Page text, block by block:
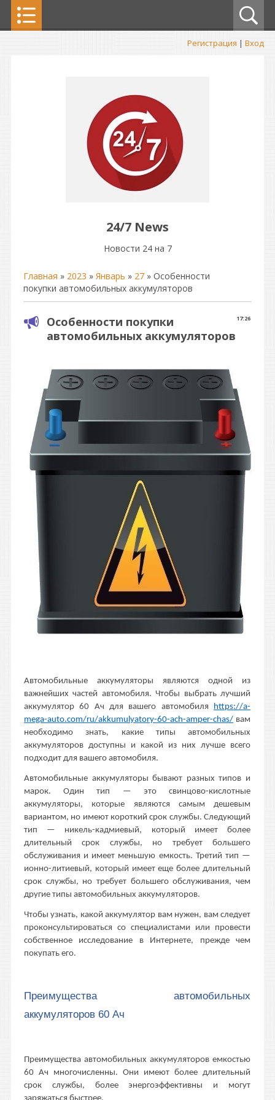
Регистрация | Вход
24/7 News
Новости 24 на 7
Главная » 2023 » Январь » 27 » Особенности
покупки автомобильных аккумуляторов
17:26
Особенности покупки
автомобильных аккумуляторов
Автомобильные аккумуляторы являются одной из
важнейших частей автомобиля. Чтобы выбрать лучший
аккумулятор 60 Ач для вашего автомобиля https://a-
mega-auto.com/ru/akkumulyatory-60-ach-amper-chas/ вам
необходимо знать, какие типы автомобильных
аккумуляторов доступны и какой из них лучше всего
подходит для вашего автомобиля.
Автомобильные аккумуляторы бывают разных типов и
марок. Один тип — это свинцово-кислотные
аккумуляторы, которые являются самым дешевым
вариантом, но имеют короткий срок службы. Следующий
тип — никель-кадмиевый, который имеет более
длительный срок службы, но требует большего
обслуживания и имеет меньшую емкость. Третий тип —
ионно-литиевый, который имеет еще более длительный
срок службы, но требует большего обслуживания, чем
другие типы автомобильных аккумуляторов.
Чтобы узнать, какой аккумулятор вам нужен, вам следует
проконсультироваться со специалистами или провести
собственное исследование в Интернете, прежде чем
покупать его.
Преимущества автомобильных
аккумуляторов 60 Ач
Преимущества автомобильных аккумуляторов емкостью
60 Ач многочисленны. Они имеют более длительный
срок службы, более энергоэффективны и могут